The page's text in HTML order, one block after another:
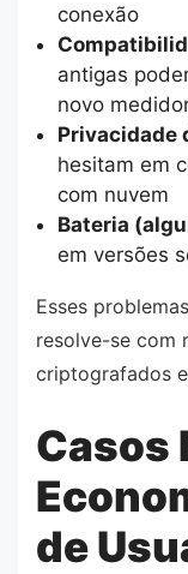
conexão
antigas
novo
Privacidade
hesitam em
com nuvem
Bateria
em versões
Esses
resolve-se com
criptografados
Casos
de